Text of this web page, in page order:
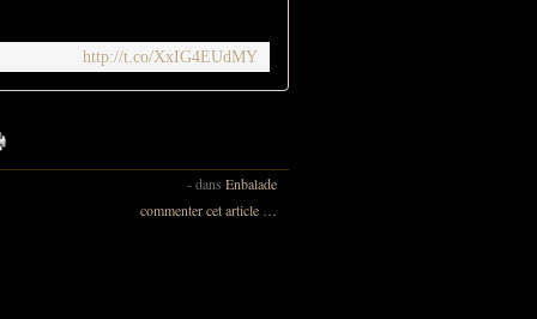
http://t.co/XxIG4EUdMY
-dans Enbalade
commenter cet article